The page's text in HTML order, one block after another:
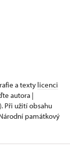
a texty licenci
autora |
Při užití obsahu
památkový